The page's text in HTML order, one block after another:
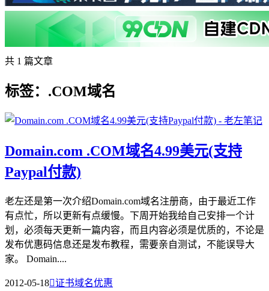
共 1 篇文章
标签：.COM域名
Domain.com .COM域名4.99美元(支持
Paypal付款)
老左还是第一次介绍Domain.com域名注册商，由于最近工作
有点忙，所以更新有点缓慢。下周开始我给自己安排一个计
划，必须每天更新一篇内容，而且内容必须是优质的，不论是
发布优惠码信息还是发布教程，需要亲自测试，不能误导大
家。 Domain....
2012-05-18证书域名优惠